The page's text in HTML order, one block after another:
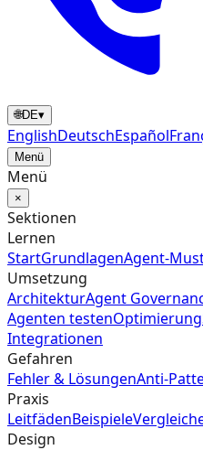
🌐DE▾
EnglishDeutschEspañol
Menü
Menü
×
Sektionen
Lernen
StartGrundlagen
Umsetzung
ArchitekturAgent
Agenten testenOptimierung
Integrationen
Gefahren
Fehler & LösungenAnti-
Praxis
LeitfädenBeispiele
Design